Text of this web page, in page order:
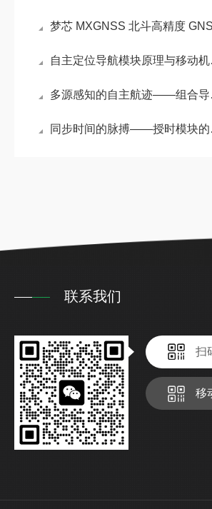
梦芯 MXGNSS 北斗高精度 GNSS 芯片模组 RTK 定位模块 单北斗导航方案
自主定位导航模块原理与移动机器人应用
多源感知的自主航迹——组合导航模块的松紧耦合原理与多场景定位应用
同步时间的脉搏——授时模块的卫星共视原理与万物互联应用
联系我们
扫
移